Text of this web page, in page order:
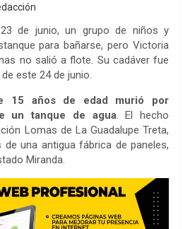
de junio, un grupo de niños y
para bañarse, pero Victoria
no salió a flote. Su cadáver fue
este 24 de junio.
15 años de edad murió por
un tanque de agua . El hecho
Lomas de La Guadalupe Treta,
una antigua fábrica de paneles,
Miranda.